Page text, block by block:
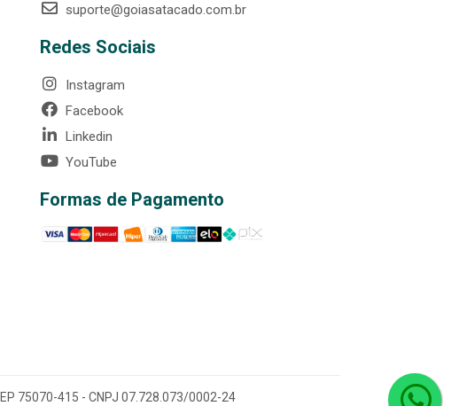
suporte@goiasatacado.com.br
Redes Sociais
Instagram
Facebook
Linkedin
YouTube
Formas de Pagamento
75070-415 - CNPJ 07.728.073/0002-24